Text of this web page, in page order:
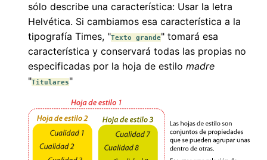
sólo describe una característica: Usar la letra
Helvética. Si cambiamos esa característica a la
tipografía Times, "Texto grande" tomará esa
característica y conservará todas las propias no
especificadas por la hoja de estilo madre
"Titulares"